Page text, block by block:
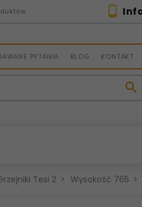
PYTANIA BLOG KONTAKT
Tesi 2 Wysokość 765